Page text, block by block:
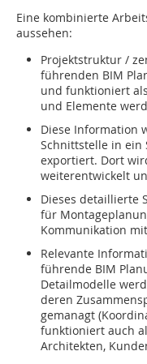
Eine kombinierte
aussehen:
Projektstruktur /
führenden BIM
und funktioniert
und Elemente
Diese Information
Schnittstelle in ein
exportiert. Dort
weiterentwickelt
Dieses detaillierte
für
Kommunikation
Relevante
führende BIM
Detailmodelle
deren
gemanagt
funktioniert auch
Architekten,